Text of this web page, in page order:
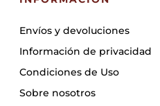
Envíos y devoluciones
Información de privacidad
Condiciones de Uso
Sobre nosotros